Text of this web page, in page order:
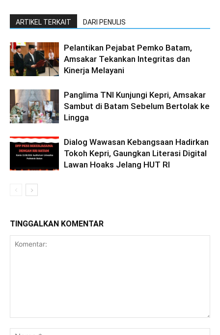
ARTIKEL TERKAIT DARI PENULIS
Pelantikan Pejabat Pemko Batam,
Amsakar Tekankan Integritas dan
Kinerja Melayani
Panglima TNI Kunjungi Kepri, Amsakar
Sambut di Batam Sebelum Bertolak ke
Lingga
Dialog Wawasan Kebangsaan Hadirkan
Tokoh Kepri, Gaungkan Literasi Digital
Lawan Hoaks Jelang HUT RI
TINGGALKAN KOMENTAR